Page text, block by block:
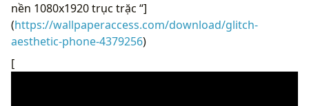
nền 1080x1920 trục trặc “]
(https://wallpaperaccess.com/download/glitch-
aesthetic-phone-4379256)
[